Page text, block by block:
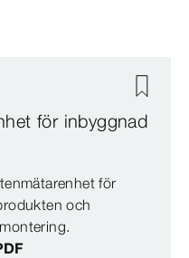
för inbyggnad
för
och